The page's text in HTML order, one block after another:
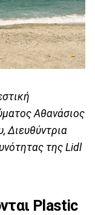
Αθανάσιος
Διευθύντρια
της Lidl
Plastic